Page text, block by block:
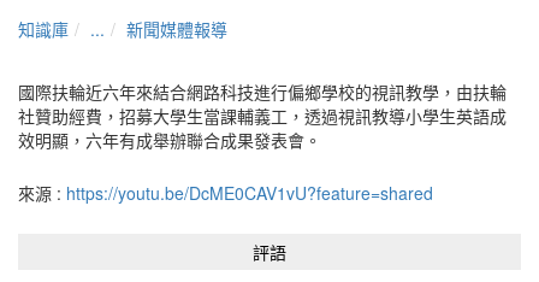
知識庫 ... 新聞媒體報導
國際扶輪近六年來結合網路科技進行偏鄉學校的視訊教學，由扶輪
社贊助經費，招募大學生當課輔義工，透過視訊教導小學生英語成
效明顯，六年有成舉辦聯合成果發表會。
來源 : https://youtu.be/DcME0CAV1vU?feature=shared
評語